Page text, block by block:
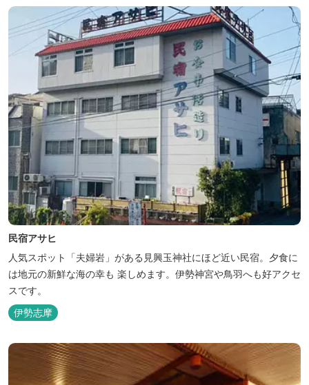
民宿アサヒ
人気スポット「夫婦岩」がある見興玉神社にほど近い民宿。夕食に
は地元の新鮮な海の幸も 楽しめます。伊勢神宮や鳥羽へも好アクセ
スです。
伊勢志摩